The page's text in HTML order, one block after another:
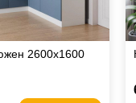
2600х1600